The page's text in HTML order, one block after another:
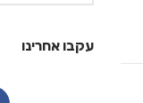
עקבו אחרינו